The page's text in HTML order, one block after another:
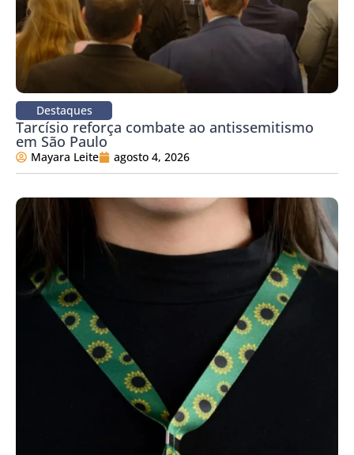
Destaques
Tarcísio reforça combate ao antissemitismo
em São Paulo
Mayara Leite agosto 4, 2026